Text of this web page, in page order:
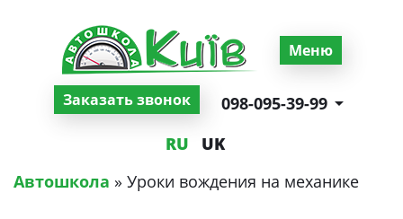
основному
содержанию
Меню
Заказать звонок
098-095-39-99
RU
UK
Вы
Автошкола » Уроки вождения на механике